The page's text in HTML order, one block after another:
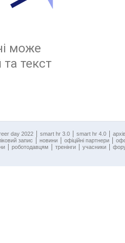
day 2022 smart hr 3.0 smart hr 4.0
запис новини офіційні партнери
роботодавцям тренінги учасники